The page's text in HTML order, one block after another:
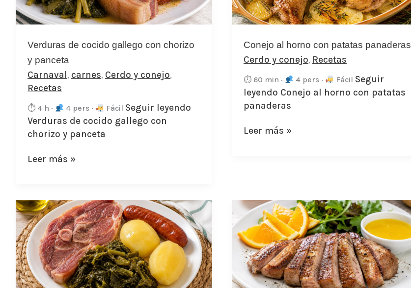
Verduras de cocido gallego con chorizo
y panceta
Carnaval, carnes, Cerdo y conejo,
Recetas
⏱ 4 h · 4 pers · Fácil Seguir leyendo
Verduras de cocido gallego con
chorizo y panceta
chorizo
y
Leer más »
Conejo al horno con patatas panaderas
Cerdo y conejo, Recetas
⏱ 60 min · 4 pers · Fácil Seguir
leyendo Conejo al horno con patatas
panaderas
panaderas
Leer más »
Lacón
con
grelos
Secreto
ibérico
con
salsa
de
naranja